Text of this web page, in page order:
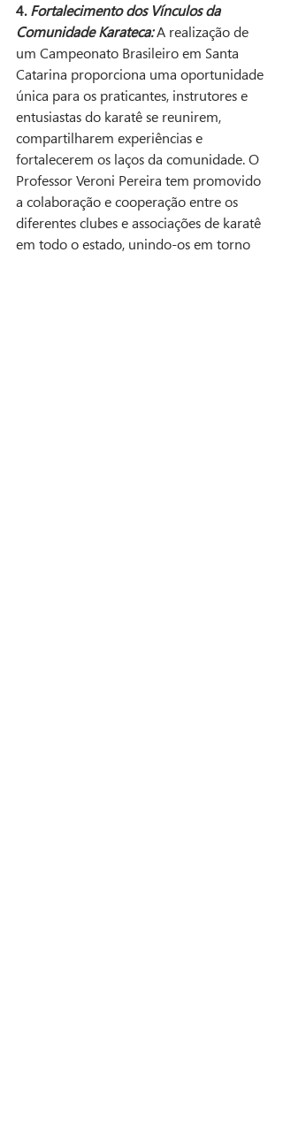
4. Fortalecimento dos Vínculos da
Comunidade Karateca: A realização de
um Campeonato Brasileiro em Santa
Catarina proporciona uma oportunidade
única para os praticantes, instrutores e
entusiastas do karatê se reunirem,
compartilharem experiências e
fortalecerem os laços da comunidade. O
Professor Veroni Pereira tem promovido
a colaboração e cooperação entre os
diferentes clubes e associações de karatê
em todo o estado, unindo-os em torno